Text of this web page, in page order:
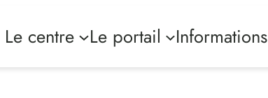
Le centre Le portail Informations